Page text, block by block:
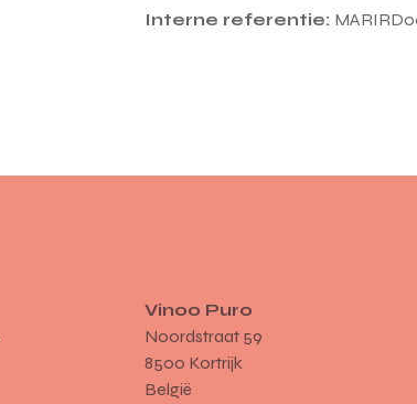
Interne referentie:
Vinoo Puro
Noordstraat 59
8500 Kortrijk
België